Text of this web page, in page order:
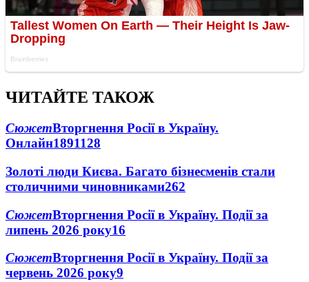
ЧИТАЙТЕ ТАКОЖ
СюжетВторгнення Росії в Україну.
Онлайн1891128
Золоті люди Києва. Багато бізнесменів стали
столичними чиновниками262
СюжетВторгнення Росії в Україну. Події за
липень 2026 року16
СюжетВторгнення Росії в Україну. Події за
червень 2026 року9